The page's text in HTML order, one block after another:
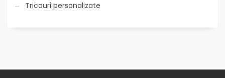
Tricouri personalizate